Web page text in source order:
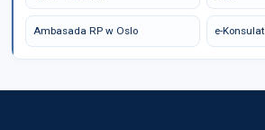
Ambasada RP w Oslo e-Konsulat